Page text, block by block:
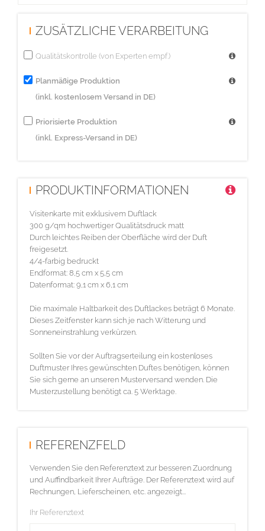
ZUSÄTZLICHE VERARBEITUNG
Qualitätskontrolle (von Experten empf.)
Planmäßige Produktion
(inkl. kostenlosem Versand in DE)
Priorisierte Produktion
(inkl. Express-Versand in DE)
PRODUKTINFORMATIONEN
Visitenkarte mit exklusivem Duftlack
300 g/qm hochwertiger Qualitätsdruck matt
Durch leichtes Reiben der Oberfläche wird der Duft
freigesetzt.
4/4-farbig bedruckt
Endformat: 8,5 cm x 5,5 cm
Datenformat: 9,1 cm x 6,1 cm
Die maximale Haltbarkeit des Duftlackes beträgt 6 Monate.
Dieses Zeitfenster kann sich je nach Witterung und
Sonneneinstrahlung verkürzen.
Sollten Sie vor der Auftragserteilung ein kostenloses
Duftmuster Ihres gewünschten Duftes benötigen, können
Sie sich gerne an unseren Musterversand wenden. Die
Musterzustellung benötigt ca. 5 Werktage.
REFERENZFELD
Verwenden Sie den Referenztext zur besseren Zuordnung
und Auffindbarkeit Ihrer Aufträge. Der Referenztext wird auf
Rechnungen, Lieferscheinen, etc. angezeigt...
Ihr Referenztext